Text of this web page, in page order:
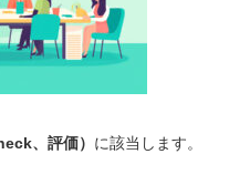
、評価） に該当します。